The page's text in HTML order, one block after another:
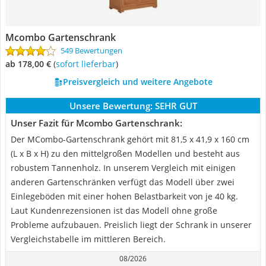
Mcombo Gartenschrank
549 Bewertungen
ab 178,00 € ( Sofort lieferbar)
Preisvergleich und weitere Angebote
Unsere Bewertung: SEHR GUT
Unser Fazit für Mcombo Gartenschrank:
Der MCombo-Gartenschrank gehört mit 81,5 x 41,9 x 160 cm
(L x B x H) zu den mittelgroßen Modellen und besteht aus
robustem Tannenholz. In unserem Vergleich mit einigen
anderen Gartenschränken verfügt das Modell über zwei
Einlegeböden mit einer hohen Belastbarkeit von je 40 kg.
Laut Kundenrezensionen ist das Modell ohne große
Probleme aufzubauen. Preislich liegt der Schrank in unserer
Vergleichstabelle im mittleren Bereich.
08/2026